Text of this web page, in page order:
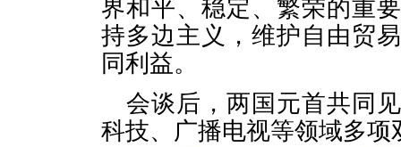
界和平、稳定、繁荣的重
持多边主义，维护自由贸
同利益。
会谈后，两国元首共同
科技、广播电视等领域多项